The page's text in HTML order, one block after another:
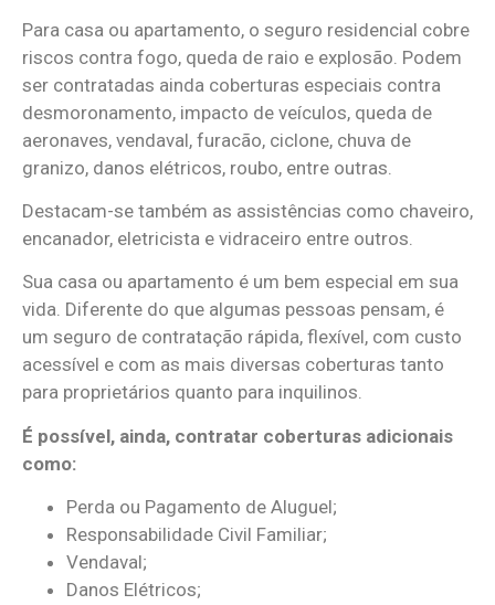
Para casa ou apartamento, o seguro residencial cobre
riscos contra fogo, queda de raio e explosão. Podem
ser contratadas ainda coberturas especiais contra
desmoronamento, impacto de veículos, queda de
aeronaves, vendaval, furacão, ciclone, chuva de
granizo, danos elétricos, roubo, entre outras.
Destacam-se também as assistências como chaveiro,
encanador, eletricista e vidraceiro entre outros.
Sua casa ou apartamento é um bem especial em sua
vida. Diferente do que algumas pessoas pensam, é
um seguro de contratação rápida, flexível, com custo
acessível e com as mais diversas coberturas tanto
para proprietários quanto para inquilinos.
É possível, ainda, contratar coberturas adicionais
como:
Perda ou Pagamento de Aluguel;
Responsabilidade Civil Familiar;
Vendaval;
Danos Elétricos;